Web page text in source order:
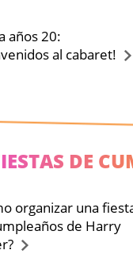
años 20:
al cabaret!
DE
organizar una
de Harry